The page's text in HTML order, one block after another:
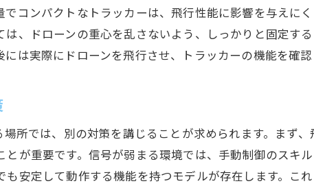
コンパクトなトラッカーは、飛行性能に影響を与えに
、ドローンの重心を乱さないよう、しっかりと固定す
は実際にドローンを飛行させ、トラッカーの機能を確認
場所では、別の対策を講じることが求められます。まず
が重要です。信号が弱まる環境では、手動制御のスキ
安定して動作する機能を持つモデルが存在します。こ